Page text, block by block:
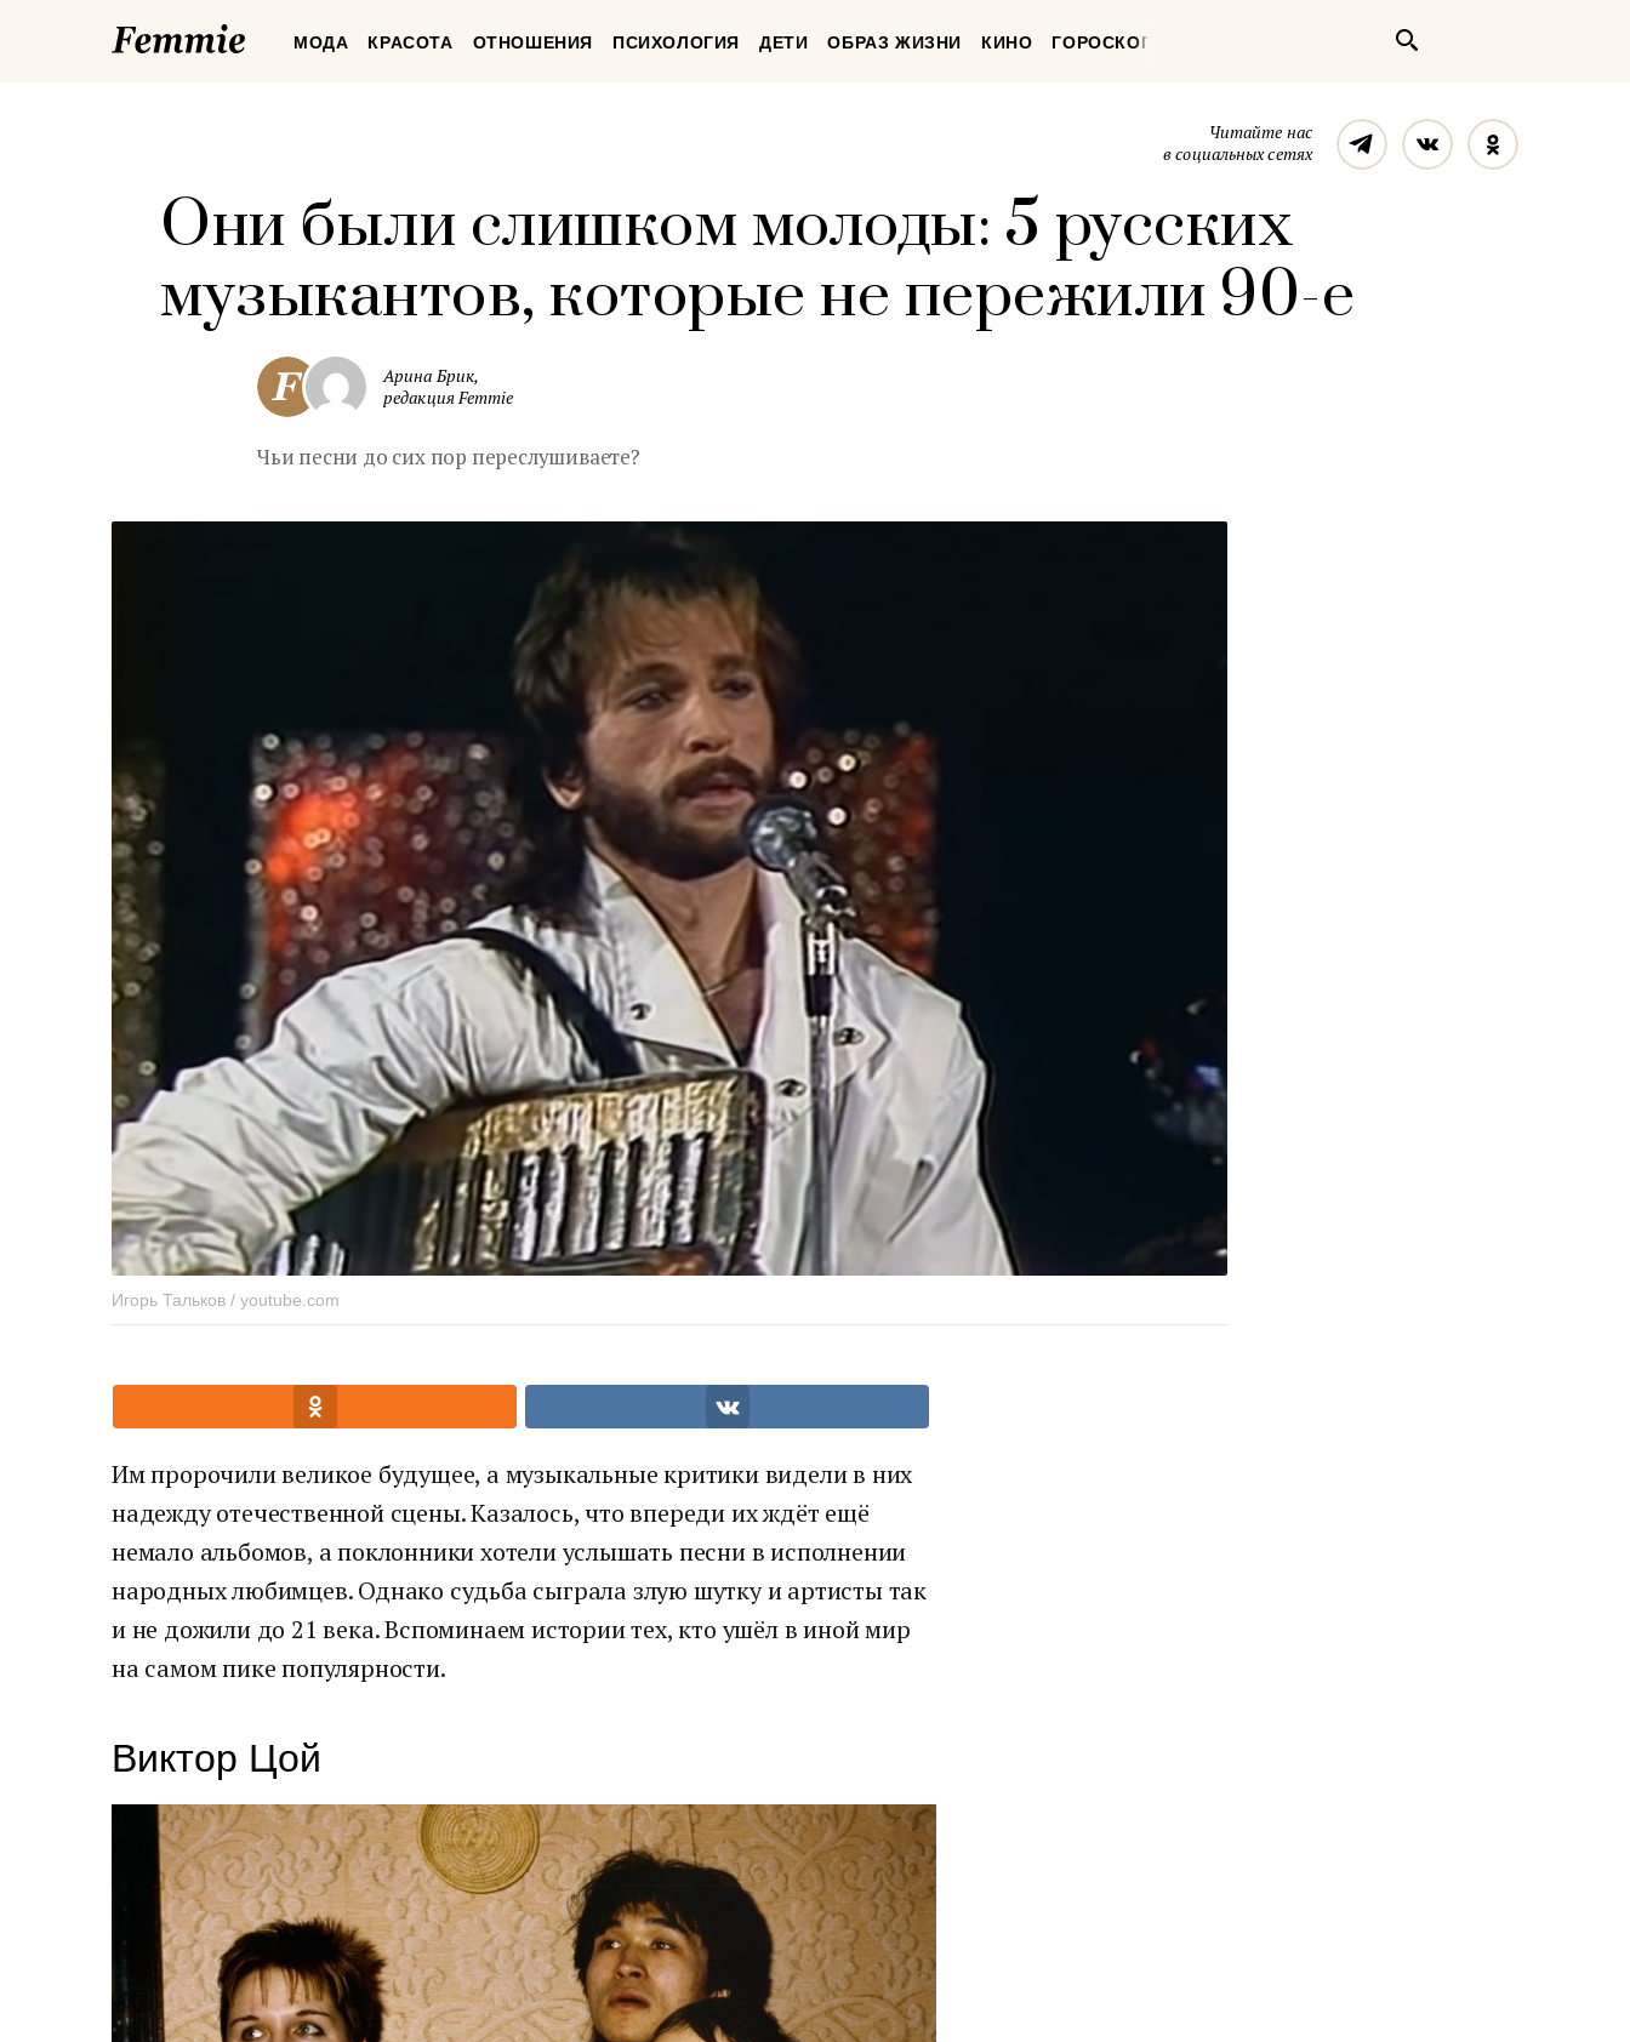
FemmieМОДА КРАСОТА ОТНОШЕНИЯ ПСИХОЛОГИЯ ДЕТИ ОБРАЗ ЖИЗНИ КИНО ГОРОСКОП
Читайте нас
в социальных сетях
ТелеграмВконтакте
Они были слишком молоды: 5 русских
музыкантов, которые не пережили 90-е
Арина Брик,
редакция Femmie
Чьи песни до сих пор переслушиваете?
Игорь Тальков / youtube.com
Им пророчили великое будущее, а музыкальные критики видели в них
надежду отечественной сцены. Казалось, что впереди их ждёт ещё
немало альбомов, а поклонники хотели услышать песни в исполнении
народных любимцев. Однако судьба сыграла злую шутку и артисты так
и не дожили до 21 века. Вспоминаем истории тех, кто ушёл в иной мир
на самом пике популярности.
Виктор Цой